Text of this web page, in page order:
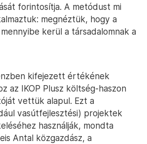
forintosítja. A metódust mi
megnéztük, hogy a
kerül a társadalomnak a
kifejezett értékének
az IKOP Plusz költség-haszon
vettük alapul. Ezt a
vasútfejlesztési) projektek
használják, mondta
Antal közgazdász, a